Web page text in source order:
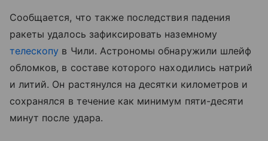
Сообщается, что также последствия падения
ракеты удалось зафиксировать наземному
телескопу в Чили. Астрономы обнаружили шлейф
обломков, в составе которого находились натрий
и литий. Он растянулся на десятки километров и
сохранялся в течение как минимум пяти-десяти
минут после удара.